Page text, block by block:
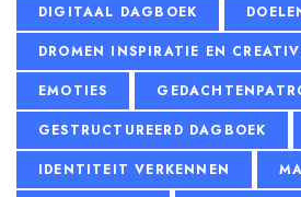
DIGITAAL DAGBOEK
DROMEN INSPIRATIE EN
EMOTIES
GESTRUCTUREERD DAGBOEK
IDENTITEIT VERKENNEN